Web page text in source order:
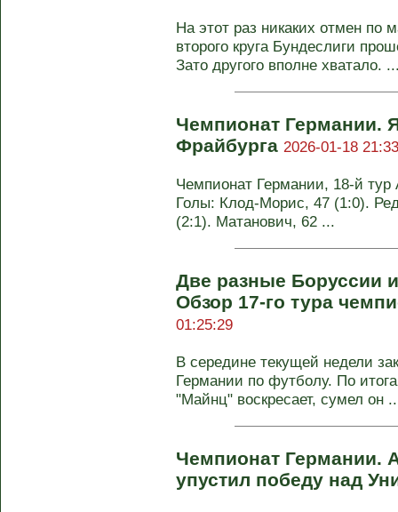
На этот раз никаких отмен по
второго круга Бундеслиги
Зато другого вполне хватало.
Чемпионат Германии.
Фрайбурга 2026-01-18
Чемпионат Германии, 18-й тур
Голы: Клод-Морис, 47 (1:0).
(2:1). Матанович, 62 ...
Две разные Боруссии
Обзор 17-го тура
01:25:29
В середине текущей недели
Германии по футболу. По
"Майнц" воскресает, сумел он
Чемпионат Германии.
упустил победу над